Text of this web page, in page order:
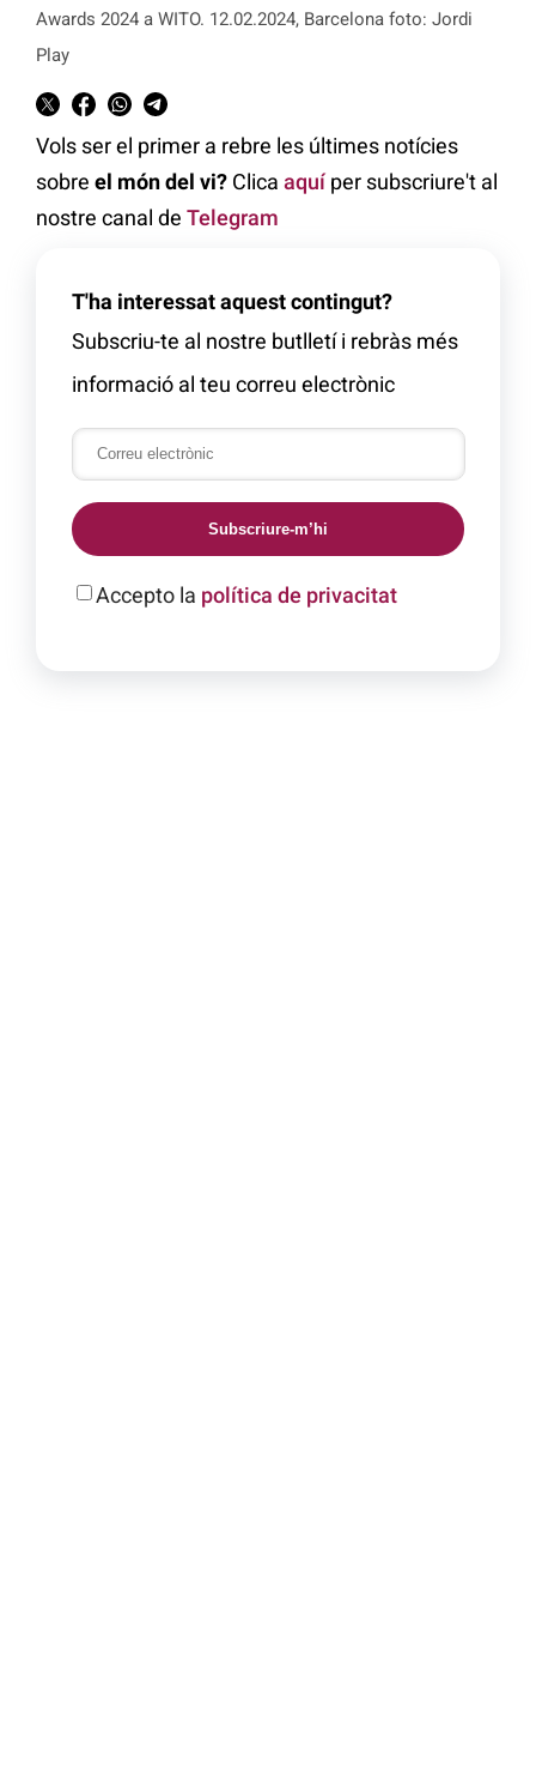
Awards 2024 a WITO. 12.02.2024, Barcelona foto: Jordi
Play
Vols ser el primer a rebre les últimes notícies
sobre el món del vi? Clica aquíper subscriure't al
nostre canal de Telegram
T'ha interessat aquest contingut?
Subscriu-te al nostre butlletí i rebràs més
informació al teu correu electrònic
Subscriure-m’hi
Accepto la política de privacitat